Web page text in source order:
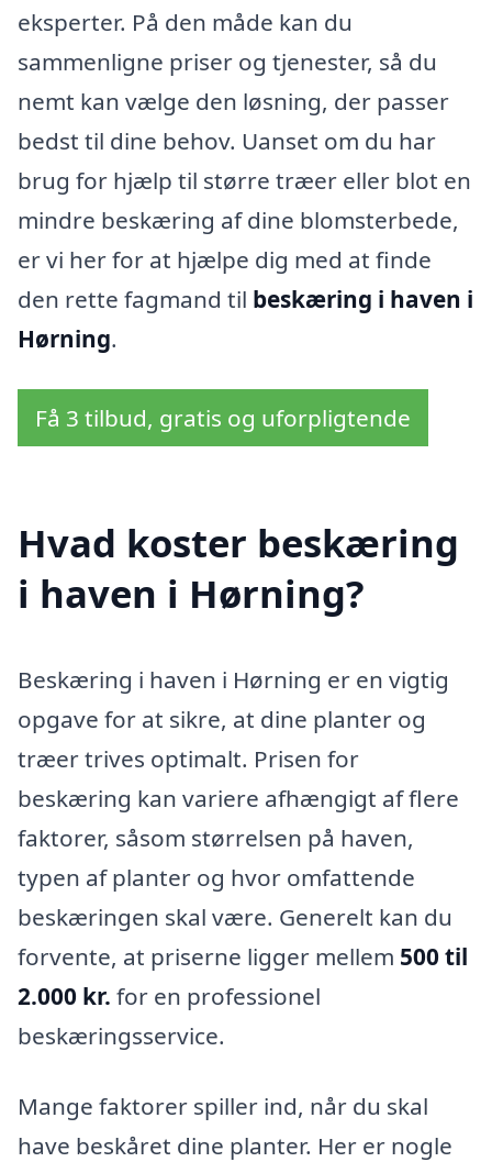
eksperter. På den måde kan du
sammenligne priser og tjenester, så du
nemt kan vælge den løsning, der passer
bedst til dine behov. Uanset om du har
brug for hjælp til større træer eller blot en
mindre beskæring af dine blomsterbede,
er vi her for at hjælpe dig med at finde
den rette fagmand til beskæring i haven i
Hørning.
Få 3 tilbud, gratis og uforpligtende
Hvad koster beskæring
i haven i Hørning?
Beskæring i haven i Hørning er en vigtig
opgave for at sikre, at dine planter og
træer trives optimalt. Prisen for
beskæring kan variere afhængigt af flere
faktorer, såsom størrelsen på haven,
typen af planter og hvor omfattende
beskæringen skal være. Generelt kan du
forvente, at priserne ligger mellem 500 til
2.000 kr. for en professionel
beskæringsservice.
Mange faktorer spiller ind, når du skal
have beskåret dine planter. Her er nogle